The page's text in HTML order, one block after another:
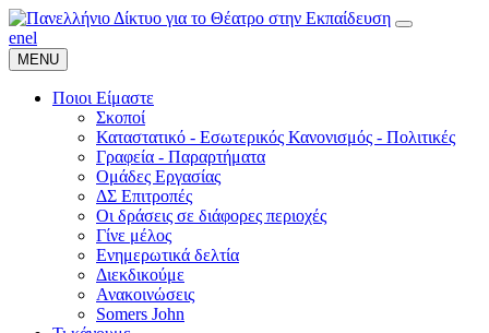
enel
MENU
Ποιοι Είμαστε
Σκοποί
Καταστατικό - Εσωτερικός Κανονισμός - Πολιτικές
Γραφεία - Παραρτήματα
Ομάδες Εργασίας
ΔΣ Επιτροπές
Οι δράσεις σε διάφορες περιοχές
Γίνε μέλος
Ενημερωτικά δελτία
Διεκδικούμε
Ανακοινώσεις
Somers John